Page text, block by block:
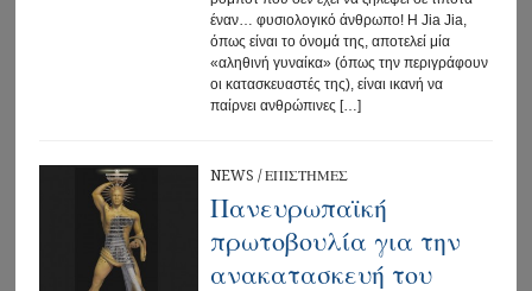
έναν… φυσιολογικό άνθρωπο! Η Jia Jia,
όπως είναι το όνομά της, αποτελεί μία
«αληθινή γυναίκα» (όπως την περιγράφουν
οι κατασκευαστές της), είναι ικανή να
παίρνει ανθρώπινες […]
NEWS /ΕΠΙΣΤΗΜΕΣ
Πανευρωπαϊκή
πρωτοβουλία για την
ανακατασκευή του